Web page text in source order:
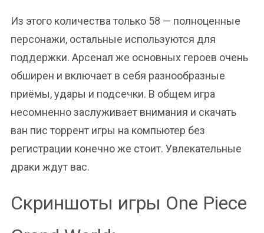
Из этого количества только 58 — полноценные
персонажи, остальные используются для
поддержки. Арсенал же основных героев очень
обширен и включает в себя разнообразные
приёмы, удары и подсечки. В общем игра
несомненно заслуживает внимания и скачать
ван пис торрент игры на компьютер без
регистрации конечно же стоит. Увлекательные
драки ждут вас.
Скриншоты игры One Piece